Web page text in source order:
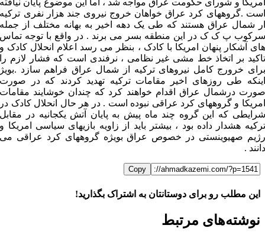
امریکا و شورای حکومت عراق مواجه شد ، اما این موضوع پایان نیاقته
است .گروههای کرد عراق خواهان خروج نیروی جند هزار نفری ترکیه
ار شمال عراق هستند که طی یک دهه اخیر به بهانه مختلف از جمله
سرکوب پ ک ک در این منطقه بسر می برند . در واقع با توجه تماس
های آشکار پنهان امریکا با کادک ، بنظر می رسد اعلام انحلال کادک و
تاکید بر اتخاذ خط مشی غیر نظامی ، نرفندی است که فشار لازم را
برای خرورج کامل نیروهای ترکیه از شمال عراق فراهم سازد .بویژ
اینکه طی روزهای اخیر مقامات ترکیه تهدید کردند که در صورت
صورت درشمال عراق اقدام خواهند کرد که چندان خوشایند مقامات
امریکا و گروههای کرد عراقی نبوده است . در هر حال انحلال کادک در
شرایطی که این گروه چند ماه پیش به پایان آتش یکجانیه در مقابل
ترکیه هشدار داده بود ، بیشتر باید از زاویه بازیهای سیاسی امریکا و
رژیم صهیوینستی در خصوص عراق بویژه گروههای کرد عراقی می
دانند .
Copy
این مطلب رو برای دوستانتان به اشتراک بگذارید!
FacebookX
LinkedIn
WhatsApp
Telegram
ایمیل
نوشته‌‌های مرتبط